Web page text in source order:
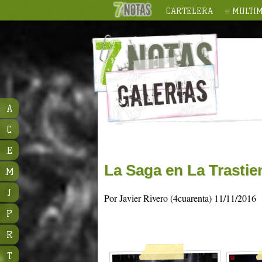
CARTELERA
La Saga en La
Por Javier Rivero (4cuarenta) 11/11/2016
A
C
E
M
J
P
R
T